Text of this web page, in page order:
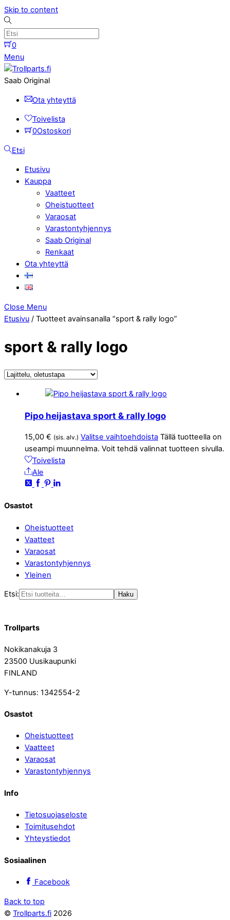
Skip to content
0
Menu
Saab Original
Ota yhteyttä
Toivelista
0Ostoskori
Etsi
Etusivu
Kauppa
Vaatteet
Oheistuotteet
Varaosat
Varastontyhjennys
Saab Original
Renkaat
Ota yhteyttä
Close Menu
Etusivu / Tuotteet avainsanalla “sport & rally logo”
sport & rally logo
Pipo heijastava sport & rally logo
15,00 € (sis. alv.) Valitse vaihtoehdoista Tällä tuotteella on
useampi muunnelma. Voit tehdä valinnat tuotteen sivulla.
Toivelista
Ale
Osastot
Oheistuotteet
Vaatteet
Varaosat
Varastontyhjennys
Yleinen
Etsi: Haku
Trollparts
Nokikanakuja 3
23500 Uusikaupunki
FINLAND
Y-tunnus: 1342554-2
Osastot
Oheistuotteet
Vaatteet
Varaosat
Varastontyhjennys
Info
Tietosuojaseloste
Toimitusehdot
Yhteystiedot
Sosiaalinen
Facebook
Back to top
© Trollparts.fi 2026